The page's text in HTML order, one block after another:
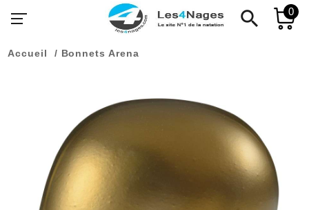
search 0
Accueil Bonnets Arena